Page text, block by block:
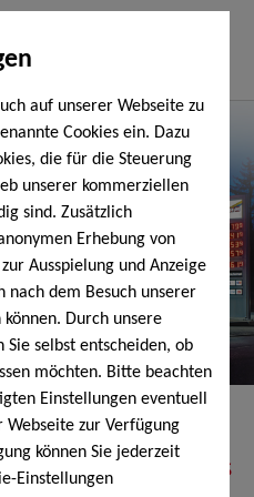
auf unserer Webseite zu
Cookies ein. Dazu
die für die Steuerung
unserer kommerziellen
sind. Zusätzlich
Erhebung von
Ausspielung und Anzeige
nach dem Besuch unserer
Durch unsere
Sie selbst entscheiden, ob
möchten. Bitte beachten
Einstellungen eventuell
zur Verfügung
können Sie jederzeit
EinstellungenHolzpellets